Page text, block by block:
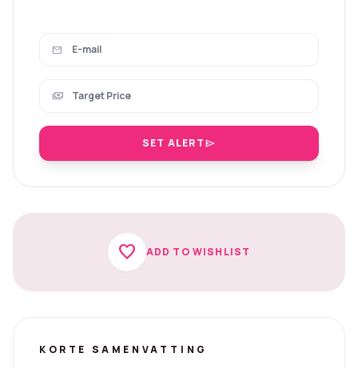
mail
payments
SET ALERTsend
favorite ADD TO WISHLIST
KORTE SAMENVATTING